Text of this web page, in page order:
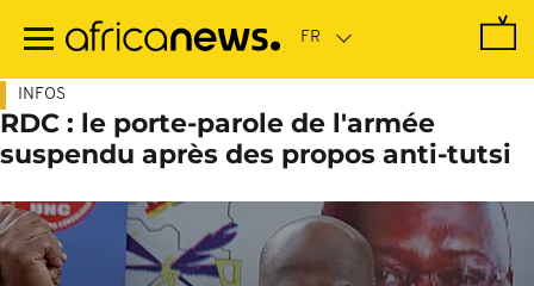
contenu
INFOS
RDC : le porte-parole de l'armée
suspendu après des propos anti-tutsi